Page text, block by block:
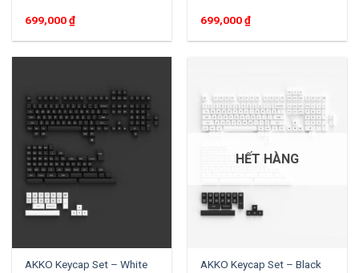
699,000₫ 699,000₫
AKKO Keycap Set – White
HẾT HÀNG
AKKO Keycap Set – Black